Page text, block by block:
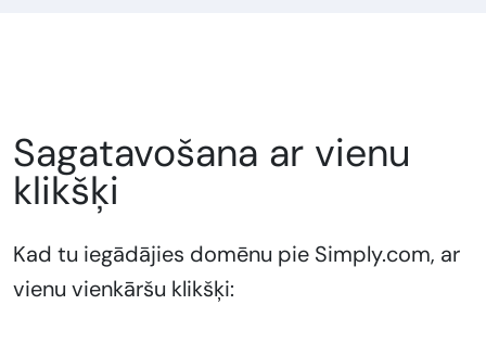
Sagatavošana ar vienu
klikšķi
Kad tu iegādājies domēnu pie Simply.com, ar
vienu vienkāršu klikšķi: